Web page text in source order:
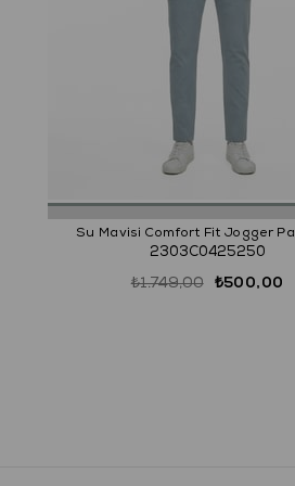
Su Mavisi Comfort Fit Jogger
2303C0425250
₺500,00
₺1.749,00